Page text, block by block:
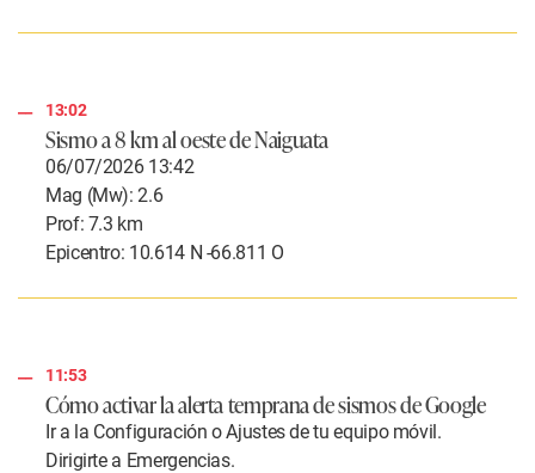
13:02
Sismo a8 km al oeste de Naiguata
06/07/2026 13:42
Mag (Mw): 2.6
Prof: 7.3 km
Epicentro: 10.614 N -66.811 O
11:53
Cómo activar la alerta temprana de sismos de Google
Ir a la Configuración o Ajustes de tu equipo móvil.
Dirigirte a Emergencias.